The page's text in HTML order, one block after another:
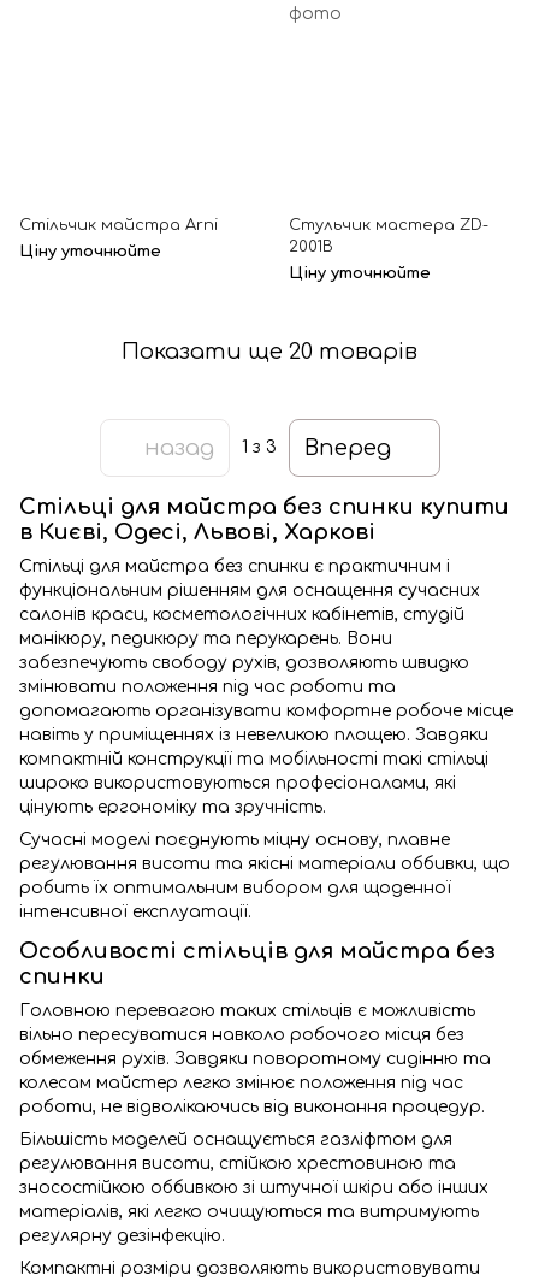
Стільчик майстра Arni
Ціну уточнюйте
Стульчик мастера ZD-
2001В
Ціну уточнюйте
Показати ще 20 товарів
назад 1 з 3 Вперед
Стільці для майстра без спинки купити
в Києві, Одесі, Львові, Харкові
Стільці для майстра без спинки є практичним і
функціональним рішенням для оснащення сучасних
салонів краси, косметологічних кабінетів, студій
манікюру, педикюру та перукарень. Вони
забезпечують свободу рухів, дозволяють швидко
змінювати положення під час роботи та
допомагають організувати комфортне робоче місце
навіть у приміщеннях із невеликою площею. Завдяки
компактній конструкції та мобільності такі стільці
широко використовуються професіоналами, які
цінують ергономіку та зручність.
Сучасні моделі поєднують міцну основу, плавне
регулювання висоти та якісні матеріали оббивки, що
робить їх оптимальним вибором для щоденної
інтенсивної експлуатації.
Особливості стільців для майстра без
спинки
Головною перевагою таких стільців є можливість
вільно пересуватися навколо робочого місця без
обмеження рухів. Завдяки поворотному сидінню та
колесам майстер легко змінює положення під час
роботи, не відволікаючись від виконання процедур.
Більшість моделей оснащується газліфтом для
регулювання висоти, стійкою хрестовиною та
зносостійкою оббивкою зі штучної шкіри або інших
матеріалів, які легко очищуються та витримують
регулярну дезінфекцію.
Компактні розміри дозволяють використовувати